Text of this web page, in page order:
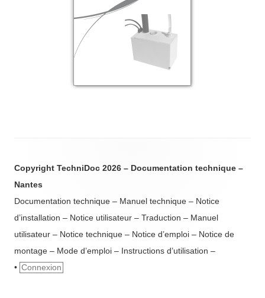
Copyright TechniDoc 2026 – Documentation technique –
Nantes
Documentation technique – Manuel technique – Notice
d’installation – Notice utilisateur – Traduction – Manuel
utilisateur – Notice technique – Notice d’emploi – Notice de
montage – Mode d’emploi – Instructions d’utilisation –
• Connexion